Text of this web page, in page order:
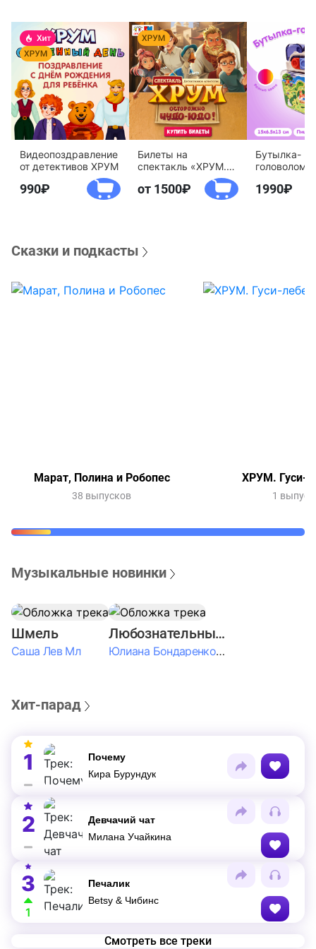
Видеопоздравление
от детективов ХРУМ
990
Билеты на
спектакль «ХРУМ.
Осторожно, Чудо-
Юдо!»
от 1500
Бутылка-
агентство
1990
Сказки и подкасты
Марат, Полина и Робопес
38 выпусков
ХРУМ. Гуси-
1 выпуск
Музыкальные новинки
Шмель
Саша Лев Мл
Любознательные Дети
Юлиана Бондаренко & Амелия Колпакова & Егор Егоров & Валерия Шевченко & Ксюша Косичкина
Хит-парад
1
Почему
Кира Бурундук
2
Девчачий чат
Милана Учайкина
3
1
Печалик
Betsy & Чибинс
Смотреть все треки